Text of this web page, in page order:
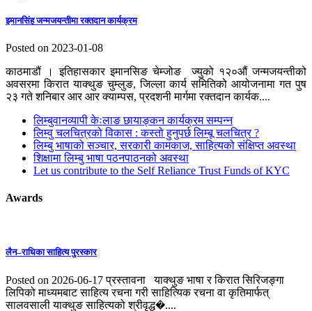
इमानसिंह जन्मजयन्तीमा रक्तदान कार्यक्रम
Posted on 2023-01-08
काठमाडौं । इतिहासकार इमानसिङ चेम्जोङ ज्युको १२०औं जन्मजयन्तीको
अवसरमा किरात याक्थुङ चुम्लुङ, जिल्ला कार्य समितिको आयोजनामा गत पुष
२३ गते शनिबार आर आर क्याम्पस, प्रदशनी मार्गमा रक्तदान कार्यक....
लिम्बुवानव्यापी केःलाङ छायाङ्कन कार्यक्रम सम्पन्न
लिम्वु चलचित्रको विकास : कस्तो हुनुपर्छ लिम्बू चलचित्र ?
लिम्बु भाषाको सञ्चार, सरकारी कामकाज, साहित्यको संक्षिप्त अवस्था
शिक्षामा लिम्बु भाषा पठनपाठनको अवस्था
Let us contribute to the Self Reliance Trust Funds of KYC
Awards
लैन–राधिका साहित्य पुरस्कार
Posted on 2026-06-17प्रस्तावना याक्थुङ भाषा र किरात सिरिजङ्गा
लिपिको माध्यमबाट साहित्य रचना गरी साहित्यिक रचना वा कृतिमार्फत्
सालवसाली याक्थुङ साहित्यको श्रीवृद्ध�....